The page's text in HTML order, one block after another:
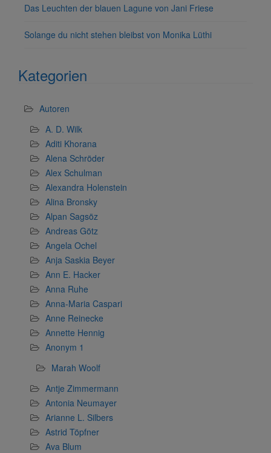
Das Leuchten der blauen Lagune von Jani Friese
Solange du nicht stehen bleibst von Monika Lüthi
Kategorien
Autoren
A. D. Wilk
Aditi Khorana
Alena Schröder
Alex Schulman
Alexandra Holenstein
Alina Bronsky
Alpan Sagsöz
Andreas Götz
Angela Ochel
Anja Saskia Beyer
Ann E. Hacker
Anna Ruhe
Anna-Maria Caspari
Anne Reinecke
Annette Hennig
Anonym 1
Marah Woolf
Antje Zimmermann
Antonia Neumayer
Arianne L. Silbers
Astrid Töpfner
Ava Blum